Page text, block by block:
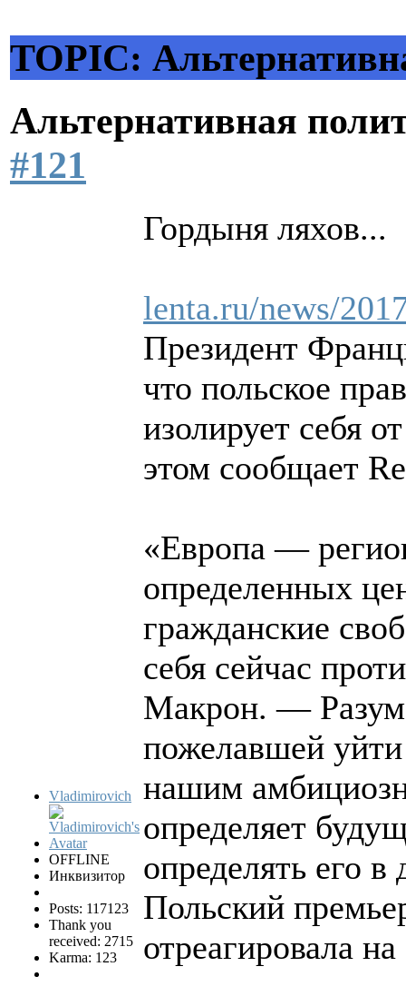
TOPIC:
Альтернативная
#121
Vladimirovich
OFFLINE
Инквизитор
Posts: 117123
Thank you
received: 2715
Karma: 123
Гордыня ляхов...
lenta.ru/news/
Президент
что польское
изолирует себя
этом сообщает
«Европа —
определенных
гражданские
себя сейчас
Макрон. —
пожелавшей
нашим
определяет
определять его
Польский
отреагировала